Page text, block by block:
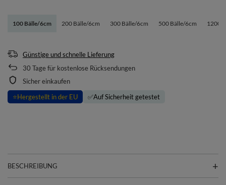
100 Bälle/6cm 200 Bälle/6cm 300 Bälle/6cm 500 Bälle/6cm 1200
Günstige und schnelle Lieferung
30 Tage für kostenlose Rücksendungen
Sicher einkaufen
⭐Hergestellt in der EU ✅Auf Sicherheit getestet
BESCHREIBUNG